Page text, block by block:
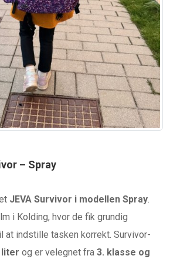
– Spray
JEVA Survivor i modellen Spray.
i Kolding, hvor de fik grundig
at indstille tasken korrekt. Survivor-
liter og er velegnet fra 3. klasse og